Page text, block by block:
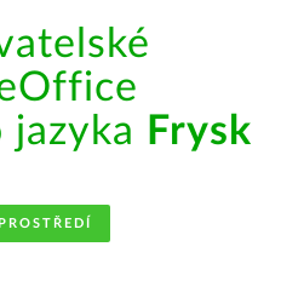
jazyka Frysk